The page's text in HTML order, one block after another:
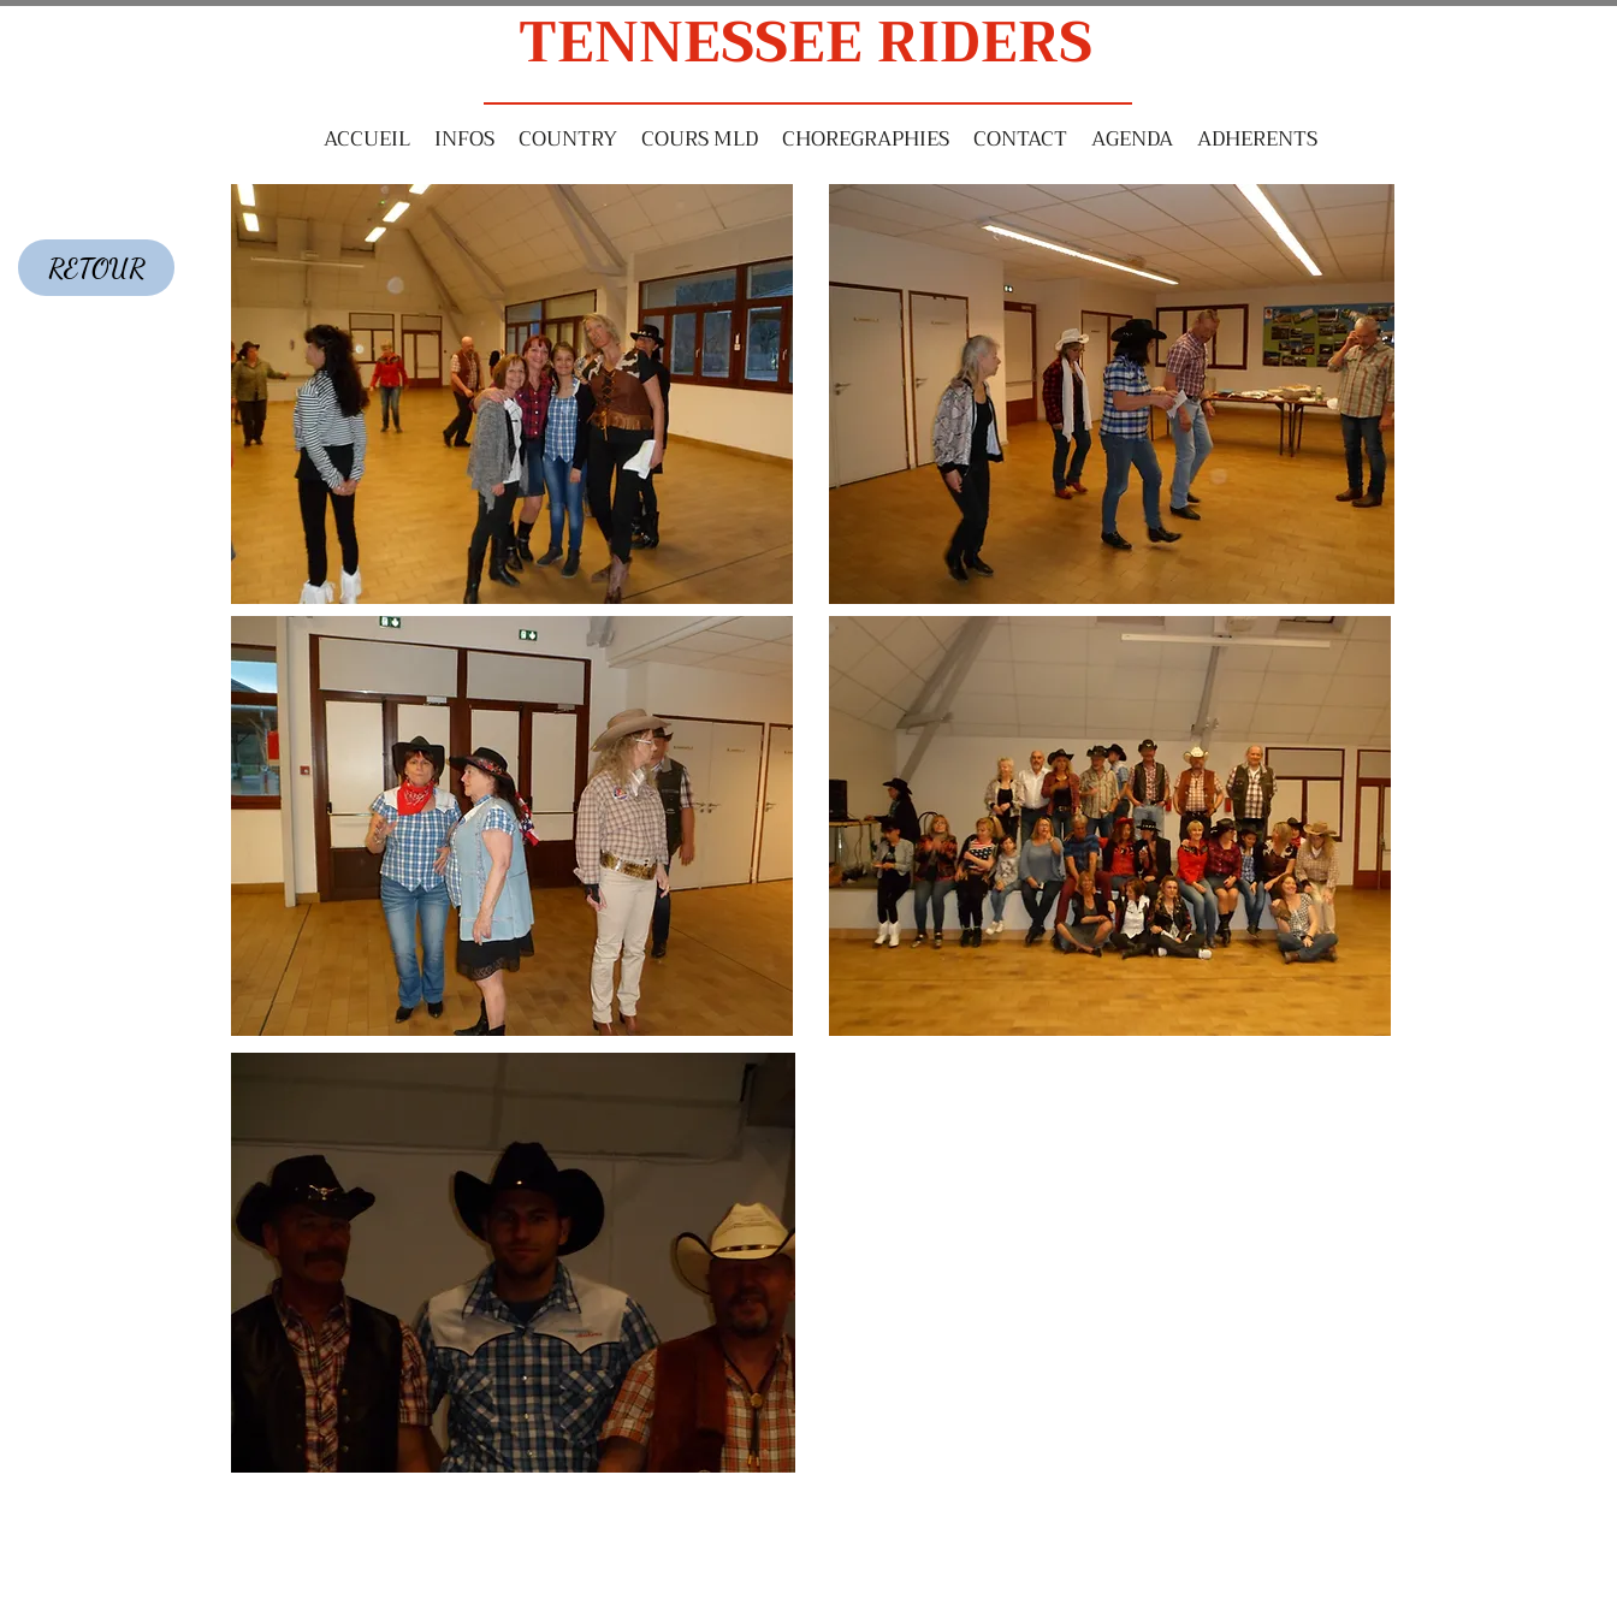
TENNESSEE RIDERS
ACCUEIL INFOS COUNTRY COURS MLD CHOREGRAPHIES CONTACT AGENDA ADHERENTS
RETOUR